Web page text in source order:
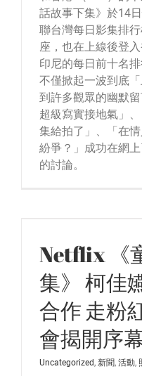
話故事下集》於14
聯台灣每日影集排
座，也在上線後登
印尼的每日前十名
不僅掀起一波到底
到許多觀眾的幽默
超級寫實接地氣」
集給拍了」、「在
紛爭？」成功在網
的討論。
Netflix 《
集》 柯佳
合作 走粉
會揭開序
Uncategorized, 新聞, 活動,